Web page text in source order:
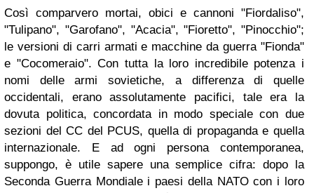
Così comparvero mortai, obici e cannoni "Fiordaliso",
"Tulipano", "Garofano", "Acacia", "Fioretto", "Pinocchio";
le versioni di carri armati e macchine da guerra "Fionda"
e "Cocomeraio". Con tutta la loro incredibile potenza i
nomi delle armi sovietiche, a differenza di quelle
occidentali, erano assolutamente pacifici, tale era la
dovuta politica, concordata in modo speciale con due
sezioni del CC del PCUS, quella di propaganda e quella
internazionale. E ad ogni persona contemporanea,
suppongo, è utile sapere una semplice cifra: dopo la
Seconda Guerra Mondiale i paesi della NATO con i loro